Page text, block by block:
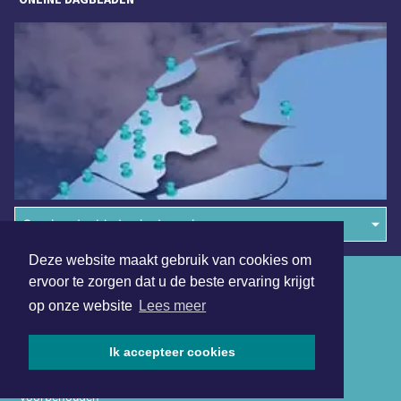
Deze website maakt gebruik van cookies om
ervoor te zorgen dat u de beste ervaring krijgt
op onze website Lees meer
Ik accepteer cookies
Overige dagbladen in de regio
voorbehouden
Algemene voorwaarden
Disclaimer